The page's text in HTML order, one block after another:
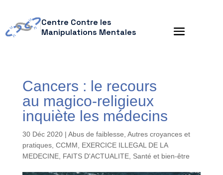
Centre Contre les
Manipulations Mentales
Cancers : le recours
au magico-religieux
inquiète les médecins
30 Déc 2020| Abus de faiblesse Autres croyances et
pratiques, CCMM
EXERCICE ILLEGAL DE LA
MEDECINE, FAITS D'ACTUALITE, Santé et bien-être